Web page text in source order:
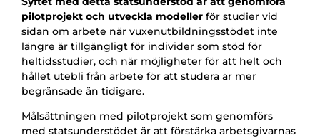
pilotprojekt och utveckla modeller för studier vid
sidan om arbete när vuxenutbildningsstödet inte
längre är tillgängligt för individer som stöd för
heltidsstudier, och när möjligheter för att helt och
hållet utebli från arbete för att studera är mer
begränsade än tidigare.
Målsättningen med pilotprojekt som genomförs
med statsunderstödet är att förstärka arbetsgivarnas